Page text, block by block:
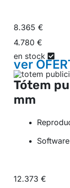
8.365 €
4.780 €
en stock
ver
Tótem
mm
12.373 €